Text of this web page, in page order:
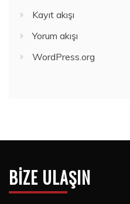
Kayıt akışı
Yorum akışı
WordPress.org
BIZE ULAŞIN